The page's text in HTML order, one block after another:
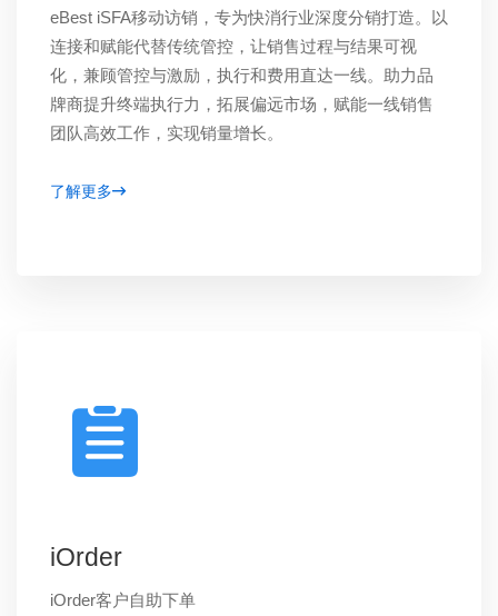
eBest iSFA移动访销，专为快消行业深度分销打造。以
连接和赋能代替传统管控，让销售过程与结果可视
化，兼顾管控与激励，执行和费用直达一线。助力品
牌商提升终端执行力，拓展偏远市场，赋能一线销售
团队高效工作，实现销量增长。
了解更多
iOrder
iOrder客户自助下单